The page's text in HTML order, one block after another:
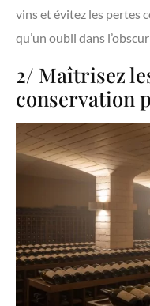
vins et évitez les pertes
qu’un oubli dans
2/ Maîtrisez
conservation